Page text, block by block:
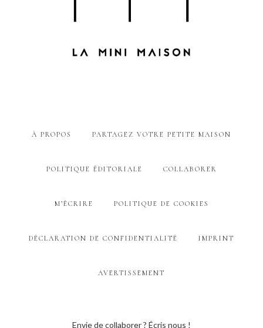
À PROPOS PARTAGEZ VOTRE PETITE MAISON
POLITIQUE ÉDITORIALE COLLABORER
M’ÉCRIRE POLITIQUE DE COOKIES
DÉCLARATION DE CONFIDENTIALITÉ IMPRINT
AVERTISSEMENT
Envie de collaborer ? Écris nous !